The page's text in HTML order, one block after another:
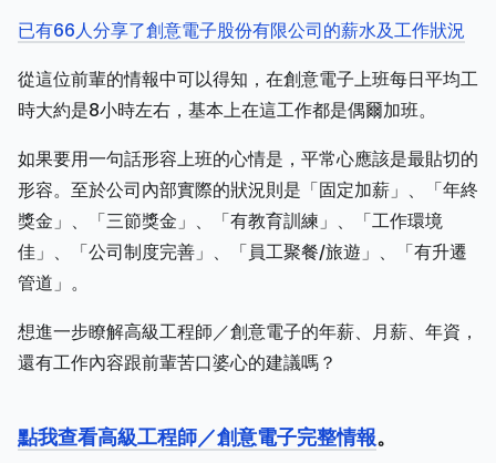
已有66人分享了創意電子股份有限公司的薪水及工作狀況
從這位前輩的情報中可以得知，在創意電子上班每日平均工
時大約是8小時左右，基本上在這工作都是偶爾加班。
如果要用一句話形容上班的心情是，平常心應該是最貼切的
形容。至於公司內部實際的狀況則是「固定加薪」、「年終
獎金」、「三節獎金」、「有教育訓練」、「工作環境
佳」、「公司制度完善」、「員工聚餐/旅遊」、「有升遷
管道」。
想進一步瞭解高級工程師／創意電子的年薪、月薪、年資，
還有工作內容跟前輩苦口婆心的建議嗎？
點我查看高級工程師／創意電子完整情報。